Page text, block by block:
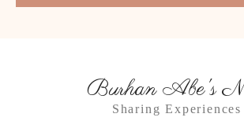
Burhan Abe's
Sharing Experiences